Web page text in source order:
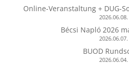
Online-Veranstaltung + DUG-
2026.06.08.
Bécsi Napló 2026
2026.06.07.
BUOD
2026.06.04.